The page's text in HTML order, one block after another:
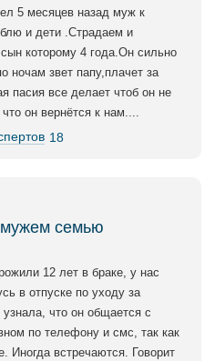
5 месяцев назад муж к
и дети .Страдаем и
которому 4 года.Он сильно
ночам звет папу,плачет за
пасия все делает чтоб он не
он вернётся к нам....
18
семью
12 лет в браке, у нас
в отпуске по уходу за
что он общается с
по телефону и смс, так как
Иногда встречаются. Говорит